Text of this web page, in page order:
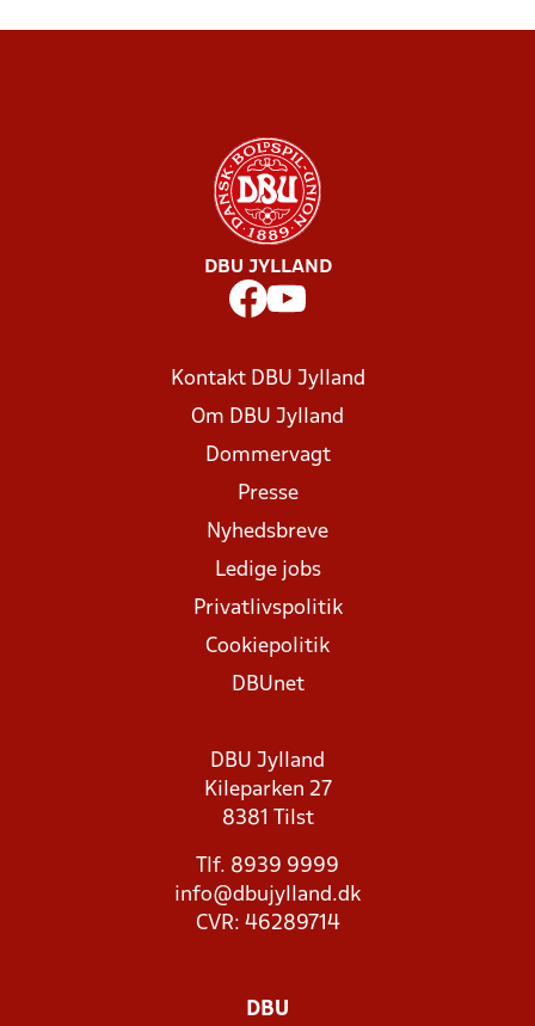
DBU JYLLAND
Kontakt DBU Jylland
Om DBU Jylland
Dommervagt
Presse
Nyhedsbreve
Ledige jobs
Privatlivspolitik
Cookiepolitik
DBUnet
DBU Jylland
Kileparken 27
8381 Tilst
Tlf. 8939 9999
info@dbujylland.dk
CVR: 46289714
DBU